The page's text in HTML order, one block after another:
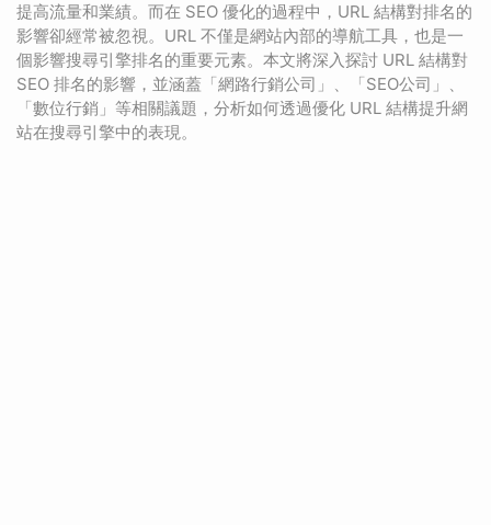
提高流量和業績。而在 SEO 優化的過程中，URL 結構對排名的
影響卻經常被忽視。URL 不僅是網站內部的導航工具，也是一
個影響搜尋引擎排名的重要元素。本文將深入探討 URL 結構對
SEO 排名的影響，並涵蓋「網路行銷公司」、「SEO公司」、
「數位行銷」等相關議題，分析如何透過優化 URL 結構提升網
站在搜尋引擎中的表現。